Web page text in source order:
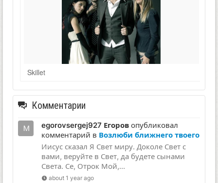
Skillet
Комментарии
egorovsergej927 Егоров опубликовал
комментарий в Возлюби ближнего твоего
Иисус сказал Я Свет миру. Доколе Свет с
вами, веруйте в Свет, да будете сынами
Света. Се, Отрок Мой,...
about 1 year ago